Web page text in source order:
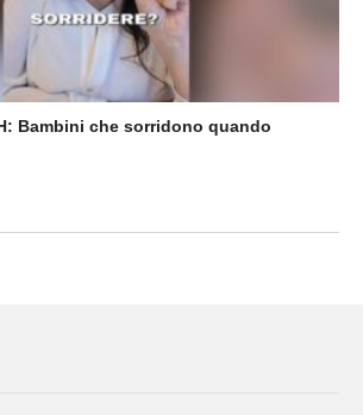
Bambini che sorridono quando